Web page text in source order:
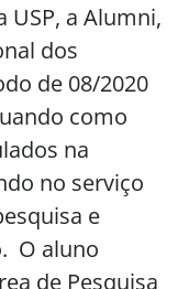
USP, a Alumni,
dos
de 08/2020
como
na
no serviço
e
O aluno
de Pesquisa